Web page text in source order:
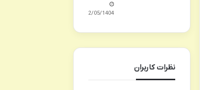
22/05/1404
نظرات کاربران